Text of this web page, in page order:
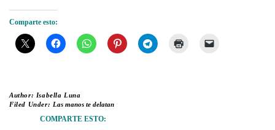
Comparte esto:
Author: Isabella Luna
Filed Under: Las manos te delatan
COMPARTE ESTO: